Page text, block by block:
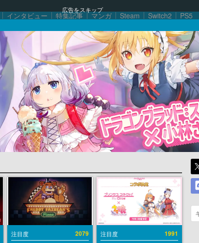
広告をスキップ
インタビュー 特集記事 マンガ Steam Switch2 PS5
注目度 2079 注目度 1991